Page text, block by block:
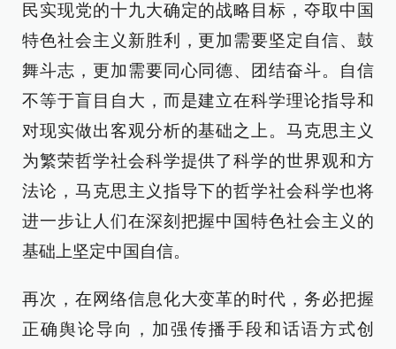
民实现党的十九大确定的战略目标，夺取中国
特色社会主义新胜利，更加需要坚定自信、鼓
舞斗志，更加需要同心同德、团结奋斗。自信
不等于盲目自大，而是建立在科学理论指导和
对现实做出客观分析的基础之上。马克思主义
为繁荣哲学社会科学提供了科学的世界观和方
法论，马克思主义指导下的哲学社会科学也将
进一步让人们在深刻把握中国特色社会主义的
基础上坚定中国自信。
再次，在网络信息化大变革的时代，务必把握
正确舆论导向，加强传播手段和话语方式创